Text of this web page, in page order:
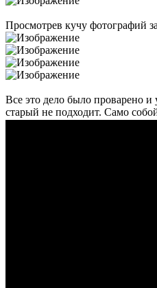
Просмотрев кучу фотографий
Все это дело было проварено и
старый не подходит. Само